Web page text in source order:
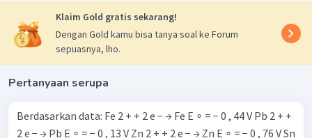
Klaim Gold gratis sekarang!
Dengan Gold kamu bisa tanya soal ke Forum
sepuasnya, lho.
Pertanyaan serupa
Berdasarkan data: Fe 2 + + 2 e − → Fe E ∘ = − 0 , 44 V Pb 2 + +
2 e − → Pb E ∘ = − 0 , 13 V Zn 2 + + 2 e − → Zn E ∘ = − 0 , 76 V Sn